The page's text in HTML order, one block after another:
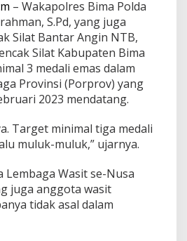
– Wakapolres Bima Polda
S.Pd, yang juga
Silat Bantar Angin NTB,
Silat Kabupaten Bima
3 medali emas dalam
Provinsi (Porprov) yang
2023 mendatang.
Target minimal tiga medali
muluk-muluk,” ujarnya.
Lembaga Wasit se-Nusa
juga anggota wasit
tidak asal dalam